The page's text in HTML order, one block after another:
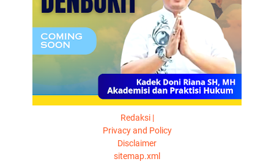
Redaksi |
Privacy and Policy
Disclaimer
sitemap.xml